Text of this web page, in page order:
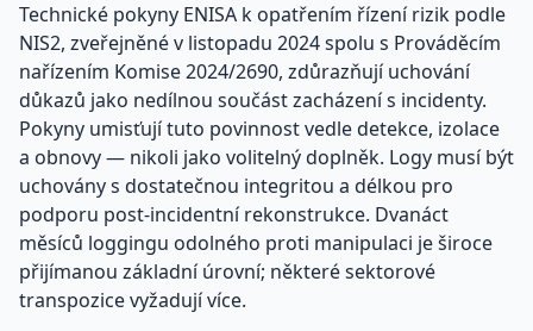
Technické pokyny ENISA k opatřením řízení rizik podle
NIS2, zveřejněné v listopadu 2024 spolu s Prováděcím
nařízením Komise 2024/2690, zdůrazňují uchování
důkazů jako nedílnou součást zacházení s incidenty.
Pokyny umisťují tuto povinnost vedle detekce, izolace
a obnovy — nikoli jako volitelný doplněk. Logy musí být
uchovány s dostatečnou integritou a délkou pro
podporu post-incidentní rekonstrukce. Dvanáct
měsíců loggingu odolného proti manipulaci je široce
přijímanou základní úrovní; některé sektorové
transpozice vyžadují více.